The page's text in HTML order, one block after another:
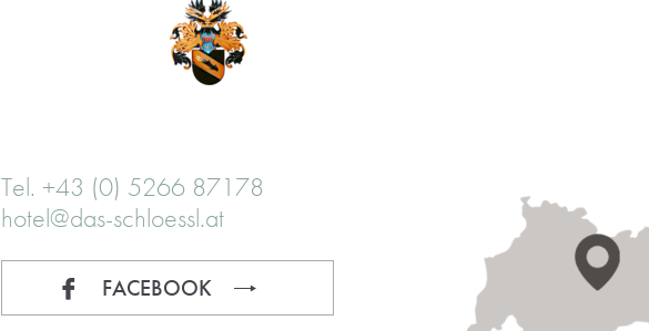
Tel. +43 (0) 5266 87178
hotel@das-schloessl.at
FACEBOOK